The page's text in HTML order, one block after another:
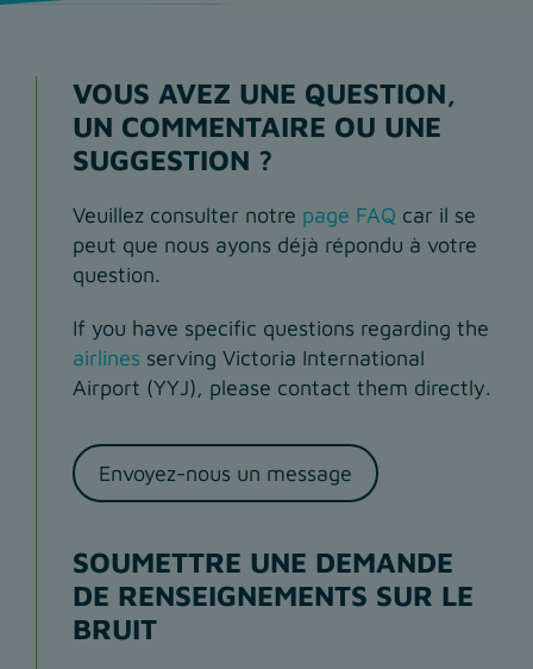
VOUS AVEZ UNE QUESTION,
UN COMMENTAIRE OU UNE
SUGGESTION ?
Veuillez consulter notre page FAQ car il se
peut que nous ayons déjà répondu à votre
question.
If you have specific questions regarding the
airlines serving Victoria International
Airport (YYJ), please contact them directly.
Envoyez-nous un message
SOUMETTRE UNE DEMANDE
DE RENSEIGNEMENTS SUR LE
BRUIT